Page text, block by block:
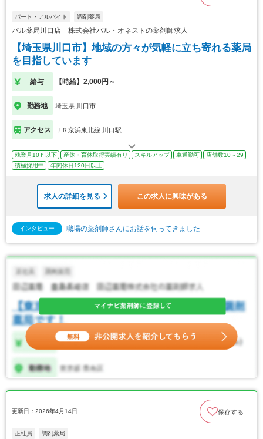
パート・アルバイト 調剤薬局
パル薬局川口店 株式会社パル・オネストの薬剤師求人
【埼玉県川口市】地域の方々が気軽に立ち寄れる薬局
を目指しています
給与 【時給】2,000円～
勤務地 埼玉県 川口市
アクセス ＪＲ京浜東北線 川口駅
残業月10ｈ以下 産休・育休取得実績有り スキルアップ 車通勤可
店舗数10～29
積極採用中
年間休日120日以上
求人の詳細を見る この求人に興味がある
インタビュー 職場の薬剤師さんにお話を伺ってきました
更新日：2026年4月14日 保存する
正社員 調剤薬局